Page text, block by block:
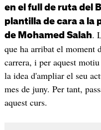
en el full de ruta del
plantilla de cara a la
de Mohamed Salah.
que ha arribat el moment
carrera, i per aquest
la idea d'ampliar el seu
mes de juny. Per tant,
aquest curs.